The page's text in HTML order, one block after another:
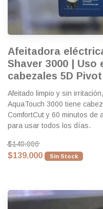
Afeitadora
Shaver 3000 | Uso
cabezales 5D Pivot
Afeitado limpio y sin
AquaTouch 3000 tiene
ComfortCut y 60 minutos de
para usar todos los días.
$149.000
$139.000 Sin Stock